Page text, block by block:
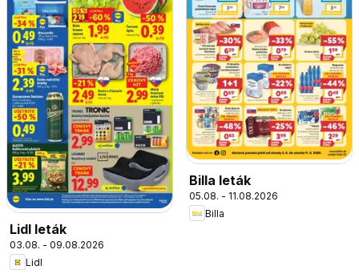
Lidl leták
03.08. - 09.08.2026
Lidl
Billa leták
05.08. - 11.08.2026
Billa